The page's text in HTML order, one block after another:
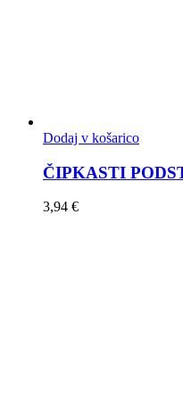
Dodaj v košarico
ČIPKASTI
3,94 €